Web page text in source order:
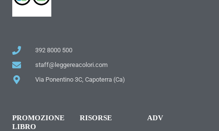
392 8000 500
staff@leggereacolori.com
Via Ponentino 3C, Capoterra (Ca)
PROMOZIONE
LIBRO
RISORSE ADV